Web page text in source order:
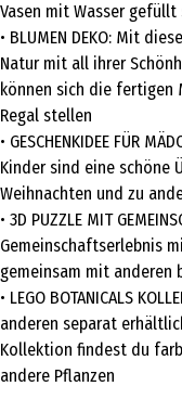
Vasen mit Wasser gefüllt
• BLUMEN DEKO: Mit
Natur mit all ihrer
können sich die fertigen
Regal stellen
• GESCHENKIDEE FÜR
Kinder sind eine schöne
Weihnachten und zu
• 3D PUZZLE MIT
Gemeinschaftserlebnis
gemeinsam mit anderen
• LEGO BOTANICALS
anderen separat
Kollektion findest du
andere Pflanzen